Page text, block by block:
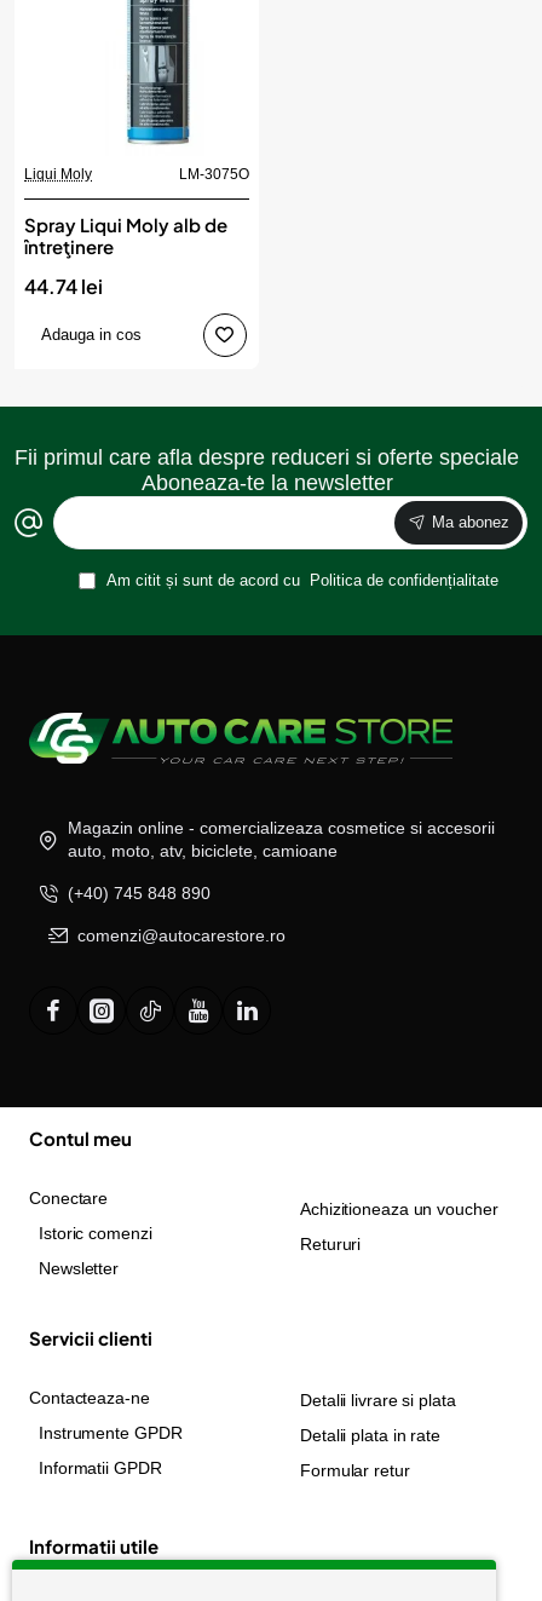
Liqui Moly LM-3075O
Spray Liqui Moly alb de
întreţinere
44.74 lei
Adauga in cos
Fii primul care afla despre reduceri si oferte speciale
Aboneaza-te la newsletter
Ma abonez
Am citit și sunt de acord cu Politica de confidențialitate
Magazin online - comercializeaza cosmetice si accesorii
auto, moto, atv, biciclete, camioane
(+40) 745 848 890
comenzi@autocarestore.ro
Contul meu
Conectare
Istoric comenzi
Newsletter
Achizitioneaza un voucher
Retururi
Servicii clienti
Contacteaza-ne
Instrumente GPDR
Informatii GPDR
Detalii livrare si plata
Detalii plata in rate
Formular retur
Informatii utile